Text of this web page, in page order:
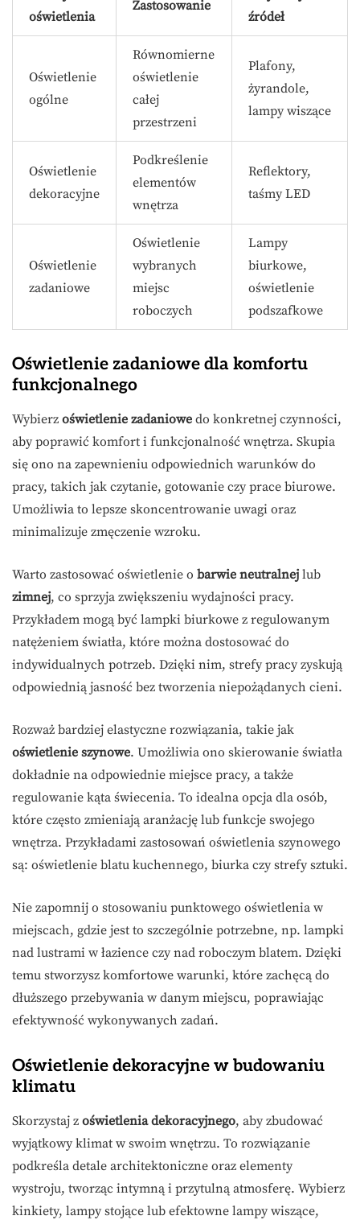
oświetlenia
Zastosowanie
źródeł
Oświetlenie
ogólne
Równomierne
oświetlenie
całej
przestrzeni
Plafony,
żyrandole,
lampy wiszące
Oświetlenie
dekoracyjne
Podkreślenie
elementów
wnętrza
Reflektory,
taśmy LED
Oświetlenie
zadaniowe
Oświetlenie
wybranych
miejsc
roboczych
Lampy
biurkowe,
oświetlenie
podszafkowe
Oświetlenie zadaniowe dla komfortu
funkcjonalnego
Wybierz oświetlenie zadaniowe do konkretnej czynności,
aby poprawić komfort i funkcjonalność wnętrza. Skupia
się ono na zapewnieniu odpowiednich warunków do
pracy, takich jak czytanie, gotowanie czy prace biurowe.
Umożliwia to lepsze skoncentrowanie uwagi oraz
minimalizuje zmęczenie wzroku.
Warto zastosować oświetlenie o barwie neutralnej lub
zimnej, co sprzyja zwiększeniu wydajności pracy.
Przykładem mogą być lampki biurkowe z regulowanym
natężeniem światła, które można dostosować do
indywidualnych potrzeb. Dzięki nim, strefy pracy zyskują
odpowiednią jasność bez tworzenia niepożądanych cieni.
Rozważ bardziej elastyczne rozwiązania, takie jak
oświetlenie szynowe. Umożliwia ono skierowanie światła
dokładnie na odpowiednie miejsce pracy, a także
regulowanie kąta świecenia. To idealna opcja dla osób,
które często zmieniają aranżację lub funkcje swojego
wnętrza. Przykładami zastosowań oświetlenia szynowego
są: oświetlenie blatu kuchennego, biurka czy strefy sztuki.
Nie zapomnij o stosowaniu punktowego oświetlenia w
miejscach, gdzie jest to szczególnie potrzebne, np. lampki
nad lustrami w łazience czy nad roboczym blatem. Dzięki
temu stworzysz komfortowe warunki, które zachęcą do
dłuższego przebywania w danym miejscu, poprawiając
efektywność wykonywanych zadań.
Oświetlenie dekoracyjne w budowaniu
klimatu
Skorzystaj z oświetlenia dekoracyjnego, aby zbudować
wyjątkowy klimat w swoim wnętrzu. To rozwiązanie
podkreśla detale architektoniczne oraz elementy
wystroju, tworząc intymną i przytulną atmosferę. Wybierz
kinkiety, lampy stojące lub efektowne lampy wiszące,